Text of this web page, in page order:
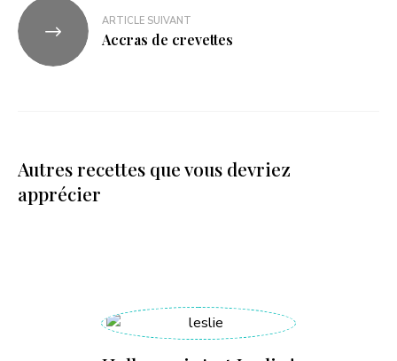
ARTICLE SUIVANT
Accras de crevettes
Autres recettes que vous devriez
apprécier